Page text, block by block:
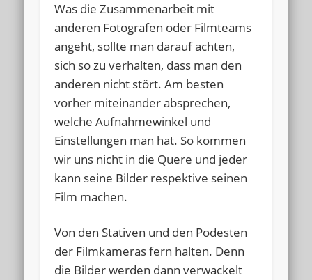
Was die Zusammenarbeit mit
anderen Fotografen oder Filmteams
angeht, sollte man darauf achten,
sich so zu verhalten, dass man den
anderen nicht stört. Am besten
vorher miteinander absprechen,
welche Aufnahmewinkel und
Einstellungen man hat. So kommen
wir uns nicht in die Quere und jeder
kann seine Bilder respektive seinen
Film machen.
Von den Stativen und den Podesten
der Filmkameras fern halten. Denn
die Bilder werden dann verwackelt